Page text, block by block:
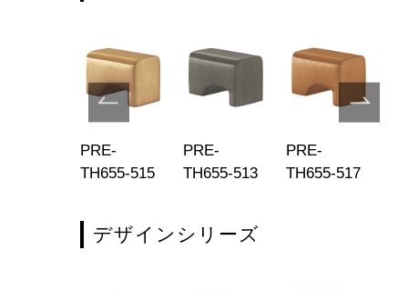
PRE-
TH655-515
PRE-
TH655-513
PRE-
TH655-517
デザインシリーズ